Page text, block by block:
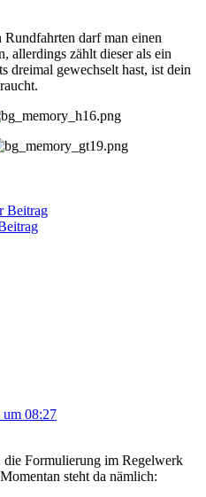
darf man einen
allerdings zählt dieser als ein
dreimal gewechselt hast, ist dein
Beitrag
um 08:27
Formulierung im Regelwerk
steht da nämlich: